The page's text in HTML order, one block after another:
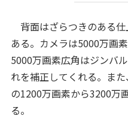
背面はざらつきのある
ある。カメラは5000万画
5000万画素広角はジンバ
れを補正してくれる。ま
の1200万画素から3200万
る。